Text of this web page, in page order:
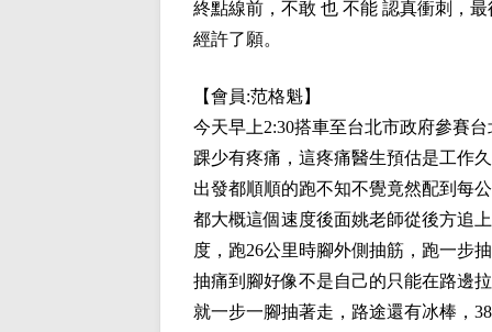
終點線前，不敢 也 不能 認真衝刺，
經許了願。
【會員:范格魁】
今天早上2:30搭車至台北市政府參賽
踝少有疼痛，這疼痛醫生預估是工作
出發都順順的跑不知不覺竟然配到每
都大概這個速度後面姚老師從後方追
度，跑26公里時腳外側抽筋，跑一步
抽痛到腳好像不是自己的只能在路邊
就一步一腳抽著走，路途還有冰棒，